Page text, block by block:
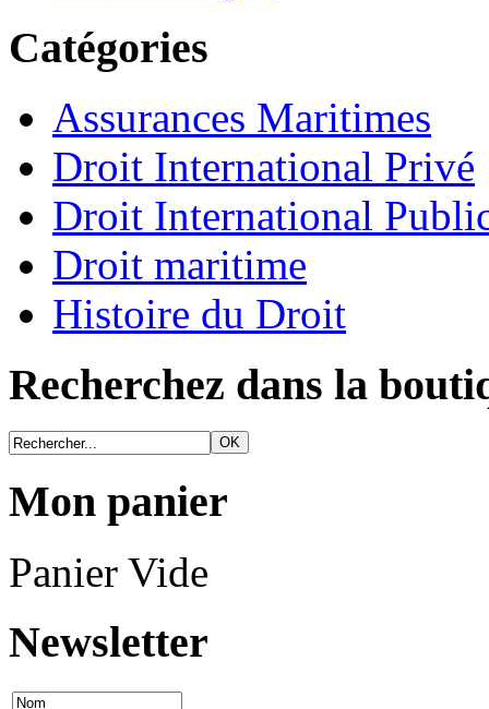
Catégories
Assurances Maritimes
Droit International Privé
Droit International
Droit maritime
Histoire du Droit
Recherchez dans la
Mon panier
Panier Vide
Newsletter